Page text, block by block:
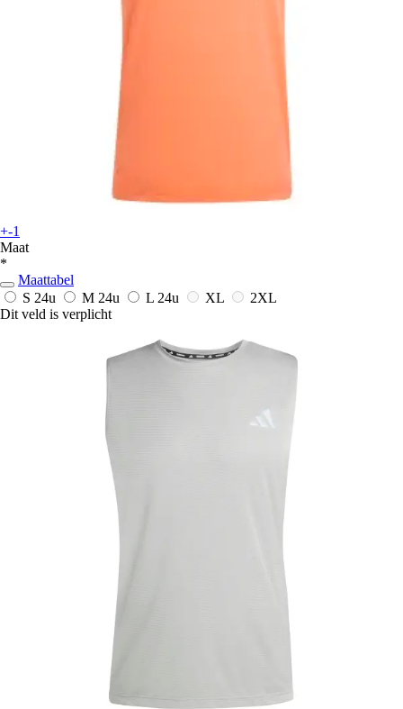
+-1
Maat
*
Maattabel
S 24u M 24u L 24u XL
2XL
Dit veld is verplicht